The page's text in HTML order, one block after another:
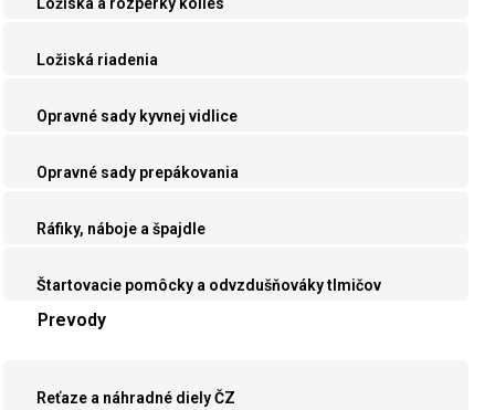
Ložiská riadenia
Opravné sady kyvnej vidlice
Opravné sady prepákovania
Ráfiky, náboje a špajdle
Štartovacie pomôcky a odvzdušňováky tlmičov
Prevody
Reťaze a náhradné diely ČZ